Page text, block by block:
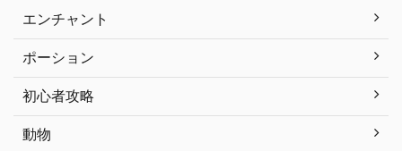
エンチャント
ポーション
初心者攻略
動物